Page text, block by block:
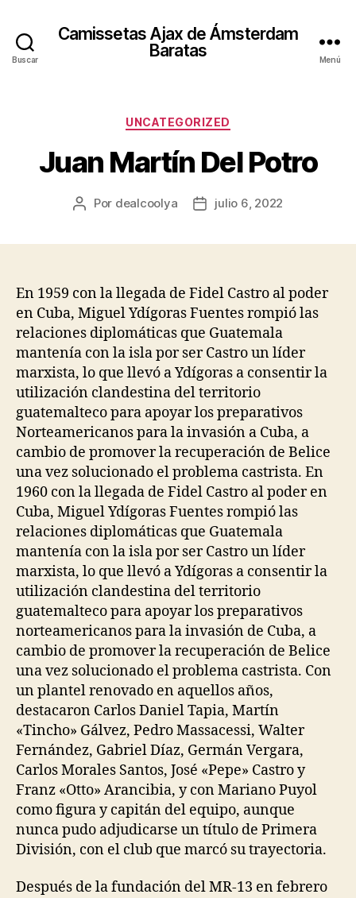
Buscar
Camissetas Ajax de Ámsterdam
Baratas
Menú
Categorías
UNCATEGORIZED
Juan Martín Del Potro
Autor
Por dealcoolya
Fechajulio 6, 2022
En 1959 con la llegada de Fidel Castro al poder
en Cuba, Miguel Ydígoras Fuentes rompió las
relaciones diplomáticas que Guatemala
mantenía con la isla por ser Castro un líder
marxista, lo que llevó a Ydígoras a consentir la
utilización clandestina del territorio
guatemalteco para apoyar los preparativos
Norteamericanos para la invasión a Cuba, a
cambio de promover la recuperación de Belice
una vez solucionado el problema castrista. En
1960 con la llegada de Fidel Castro al poder en
Cuba, Miguel Ydígoras Fuentes rompió las
relaciones diplomáticas que Guatemala
mantenía con la isla por ser Castro un líder
marxista, lo que llevó a Ydígoras a consentir la
utilización clandestina del territorio
guatemalteco para apoyar los preparativos
norteamericanos para la invasión de Cuba, a
cambio de promover la recuperación de Belice
una vez solucionado el problema castrista. Con
un plantel renovado en aquellos años,
destacaron Carlos Daniel Tapia, Martín
«Tincho» Gálvez, Pedro Massacessi, Walter
Fernández, Gabriel Díaz, Germán Vergara,
Carlos Morales Santos, José «Pepe» Castro y
Franz «Otto» Arancibia, y con Mariano Puyol
como figura y capitán del equipo, aunque
nunca pudo adjudicarse un título de Primera
División, con el club que marcó su trayectoria.
Después de la fundación del MR-13 en febrero